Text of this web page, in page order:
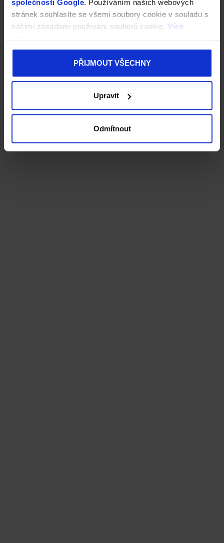
společnosti Google. Používáním našich webových
stránek souhlasíte se všemi soubory cookie v souladu s
našimi zásadami používání souborů cookie. Více
PŘIJMOUT VŠECHNY
Upravit
Odmítnout